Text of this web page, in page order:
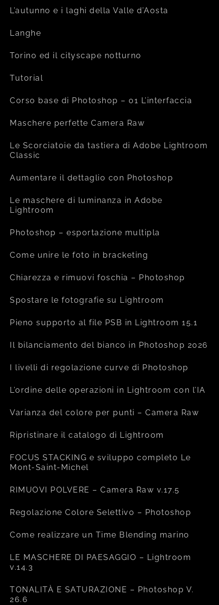
L’autunno e i laghi della Valle d’Aosta
Langhe
Torino ed il cityscape notturno
Tutorial
Corso base di Photoshop – 01 L’interfaccia
Maschere perfette Camera Raw
Le Scorciatoie da tastiera di Adobe Lightroom
Classic
Aumentare il dettaglio con Photoshop
Le maschere di luminanza in Adobe
Lightroom
Photoshop – esportazione multipla
Come unire le foto in bracketing
Chiarezza e rimuovi foschia – Photoshop
Spostare le fotografie su Lightroom
Pieno supporto al file PSB in Lightroom 15.1
Il bilanciamento del bianco in Photoshop 2026
I livelli di regolazione curve di Photoshop
L’ordine delle operazioni in Lightroom con l’IA
Varianza del colore per punti – Camera Raw
Ripristinare il catalogo di Lightroom
FOCUS STACKING e sviluppo completo Le
Mont-Saint-Michel
RIMUOVI POLVERE – Camera Raw v.17.5
Regolazione Colore Selettivo – Photoshop
Come realizzare un Time Blending marino
LE MASCHERE DI PAESAGGIO – Lightroom
v.14.3
TONALITÀ E SATURAZIONE – Photoshop V.
26.6